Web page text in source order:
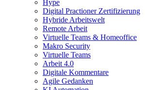
Hype
Digital Practioner Zertifizierung
Hybride Arbeitswelt
Remote Arbeit
Virtuelle Teams & Homeoffice
Makro Security
Virtuelle Teams
Arbeit 4.0
Digitale Kommentare
Agile Gedanken